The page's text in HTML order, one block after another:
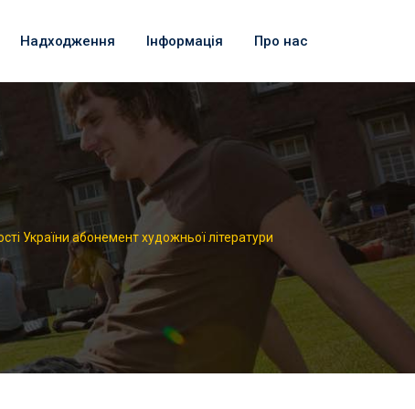
Надходження Інформація Про нас
України абонемент художньої літератури